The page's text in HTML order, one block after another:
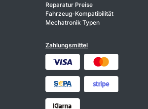
Reparatur Preise
Fahrzeug-Kompatibilität
Mechatronik Typen
Zahlungsmittel